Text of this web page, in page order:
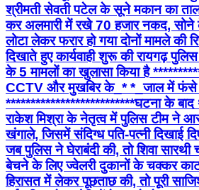
श्रीमती सेवती पटेल के सूने मकान का
कर अलमारी में रखे 70 हजार नकद, सोने
लोटा लेकर फरार हो गया दोनों मामले की
दिखाते हुए कार्यवाही शुरू की रायगढ़
के 5 मामलों का खुलासा किया है
CCTV और मुखबिर के_* *_जाल में फंसे
************************** ​घटना के बाद
राकेश मिश्रा के नेतृत्व में पुलिस टीम
खंगाले, जिसमें संदिग्ध पति-पत्नी दिखाई
जब पुलिस ने घेराबंदी की, तो शिवा सारथी
बेचने के लिए ज्वेलरी दुकानों के चक्कर
हिरासत में लेकर पूछताछ की, तो पूरी